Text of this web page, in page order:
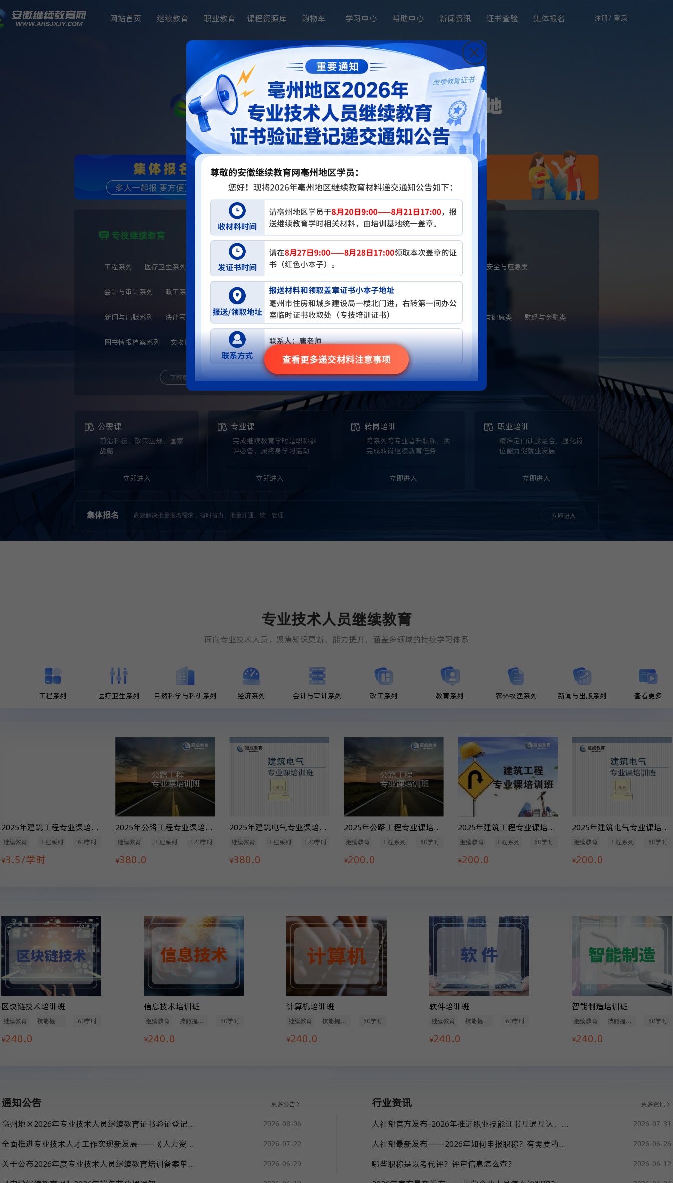
网站首页 继续教育 职业教育 课程资源库 购物车 学习中心 帮助中心 新闻资讯 证书查验 集体报名 注册/ 登录
专业技术人员继续教育培训、职业技术培训的专业化学习培训平台
专技继续教育
工程系列 医疗卫生系列 自然科学与科研系列 经济系列
会计与审计系列 政工系列 教育系列 农林牧渔系列
新闻与出版系列 法律司法系列 文艺美术体育系列
图书情报档案系列 文物博物系列 科学传播 翻译 质量监督
了解更多
职业技术培训
安全与应急类
技能人员类 医疗与健康类 财经与金融类
了解更多
公需课
前沿科技、政策法规、国家
战略
立即进入
专业课
完成继续教育学时是职称参
评必备，属终身学习活动
立即进入
转岗培训
跨系列跨专业晋升职称，须
完成转岗继续教育任务
立即进入
职业培训
精准定向训战融合，强化岗
位能力促就业发展
立即进入
集体报名 高效解决批量报名需求，省时省力、批量开通、统一管理 立即进入
专业技术人员继续教育
面向专业技术人员，聚焦知识更新、能力提升，涵盖多领域的持续学习体系
工程系列 医疗卫生系列 自然科学与科研系列 经济系列 会计与审计系列 政工系列 教育系列 农林牧渔系列 新闻与出版系列 查看更多
2025年建筑工程专业课培训班
继续教育 工程系列 60学时
¥3.5/学时
2025年公路工程专业课培训班（120学时）
继续教育 工程系列 120学时
¥380.0
2025年建筑电气专业课培训班（120学时）
继续教育 工程系列 120学时
¥380.0
2025年公路工程专业课培训班（60学时）
继续教育 工程系列 60学时
¥200.0
2025年建筑工程专业课培训班（60学时）
继续教育 工程系列 60学时
¥200.0
2025年建筑电气专业课培训班（60学时）
继续教育 工程系列 60学时
¥200.0
区块链技术培训班
继续教育 技能提升类 60学时
¥240.0
信息技术培训班
继续教育 技能提升类 60学时
¥240.0
计算机培训班
继续教育 技能提升类 60学时
¥240.0
软件培训班
继续教育 技能提升类 60学时
¥240.0
智能制造培训班
继续教育 技能提升类 60学时
¥240.0
通知公告 更多公告
亳州地区2026年专业技术人员继续教育证书验证登记递交通知公告 2026-08-06
全面推进专业技术人才工作实现新发展——《人力资源和社会保障事业发展“十五五”规划》系列解读 2026-07-22
关于公布2026年度专业技术人员继续教育培训备案单位名单的通知 2026-06-29
行业资讯 更多资讯
人社部官方发布-2026年推进职业技能证书互通互认，好消息一图get 2026-07-31
人社部最新发布——2026年如何申报职称？有需要的速收藏！ 2026-06-26
哪些职称是以考代评？评审信息怎么查？ 2026-06-12